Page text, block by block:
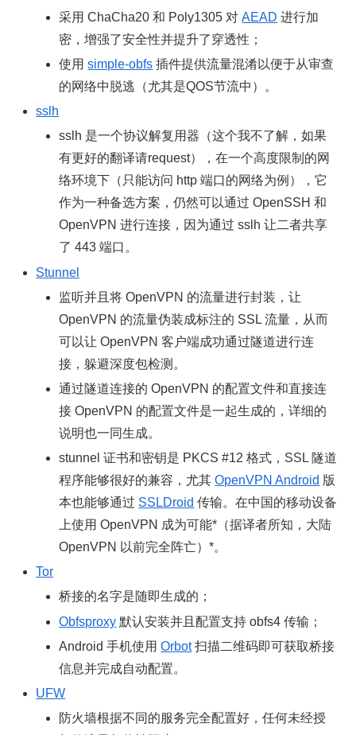
采用 ChaCha20 和 Poly1305 对AEAD 进行加
密，增强了安全性并提升了穿透性；
使用simple-obfs 插件提供流量混淆以便于从审查
的网络中脱逃（尤其是QOS节流中）。
sslh
sslh 是一个协议解复用器（这个我不了解，如果
有更好的翻译请request），在一个高度限制的网
络环境下（只能访问 http 端口的网络为例），它
作为一种备选方案，仍然可以通过 OpenSSH 和
OpenVPN 进行连接，因为通过 sslh 让二者共享
了 443 端口。
Stunnel
监听并且将 OpenVPN 的流量进行封装，让
OpenVPN 的流量伪装成标注的 SSL 流量，从而
可以让 OpenVPN 客户端成功通过隧道进行连
接，躲避深度包检测。
通过隧道连接的 OpenVPN 的配置文件和直接连
接 OpenVPN 的配置文件是一起生成的，详细的
说明也一同生成。
stunnel 证书和密钥是 PKCS #12 格式，SSL 隧道
程序能够很好的兼容，尤其OpenVPN Android 版
本也能够通过 SSLDroid 传输。在中国的移动设备
上使用 OpenVPN 成为可能*（据译者所知，大陆
OpenVPN 以前完全阵亡）*。
Tor
桥接的名字是随即生成的；
Obfsproxy 默认安装并且配置支持 obfs4 传输；
Android 手机使用Orbot扫描二维码即可获取桥接
信息并完成自动配置。
UFW
防火墙根据不同的服务完全配置好，任何未经授